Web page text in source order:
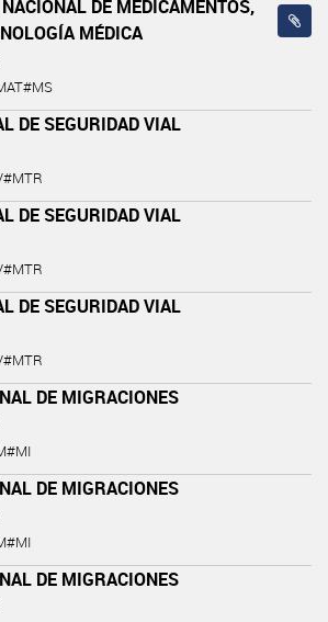
DE MEDICAMENTOS,
MÉDICA
DE SEGURIDAD VIAL
DE SEGURIDAD VIAL
DE SEGURIDAD VIAL
DE MIGRACIONES
DE MIGRACIONES
DE MIGRACIONES